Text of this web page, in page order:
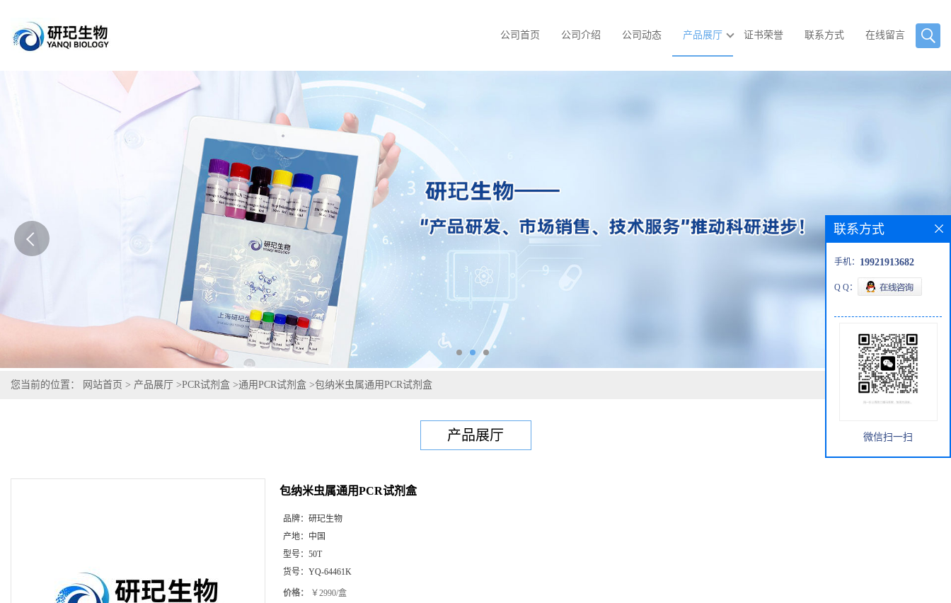
公司首页 公司介绍 公司动态 产品展厅 证书荣誉 联系方式 在线留言
您当前的位置： 网站首页 > 产品展厅 >PCR试剂盒 >通用PCR试剂盒 >包纳米虫属通用PCR试剂盒
产品展厅
包纳米虫属通用PCR试剂盒
品牌： 研玘生物
产地： 中国
型号： 50T
货号： YQ-64461K
价格： ￥2990/盒
联系方式
手机： 19921913682
Q Q：
微信扫一扫